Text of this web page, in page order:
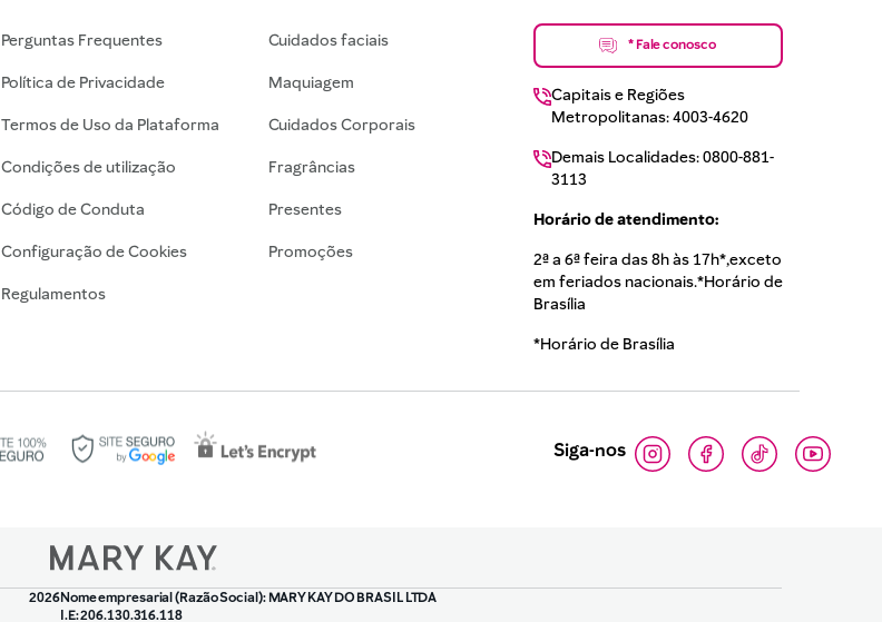
Perguntas Frequentes
Política de Privacidade
Termos de Uso da Plataforma
Condições de utilização
Código de Conduta
Configuração de Cookies
Regulamentos
Cuidados faciais
Maquiagem
Cuidados Corporais
Fragrâncias
Presentes
Promoções
* Fale conosco
Capitais e Regiões
Metropolitanas: 4003-4620
Demais Localidades: 0800-881-
3113
Horário de atendimento:
2ª a 6ª feira das 8h às 17h*,exceto
em feriados nacionais.*Horário de
Brasília
*Horário de Brasília
Siga-nos
2026Nome empresarial (Razão Social): MARY KAY DO BRASIL LTDA
I.E: 206.130.316.118